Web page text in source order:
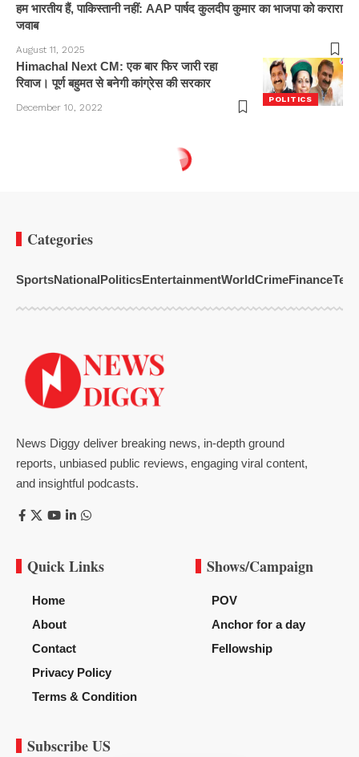
हम भारतीय हैं, पाकिस्तानी नहीं: AAP पार्षद कुलदीप कुमार का भाजपा को करारा
जवाब
August 11, 2025
POLITICS
Himachal Next CM: एक बार फिर जारी रहा
रिवाज। पूर्ण बहुमत से बनेगी कांग्रेस की सरकार
December 10, 2022
Categories
SportsNationalPoliticsEntertainmentWorldCrimeFinance
News Diggy deliver breaking news, in-depth ground
reports, unbiased public reviews, engaging viral content,
and insightful podcasts.
Quick Links
Home
About
Contact
Privacy Policy
Terms & Condition
Shows/Campaign
POV
Anchor for a day
Fellowship
Subscribe US